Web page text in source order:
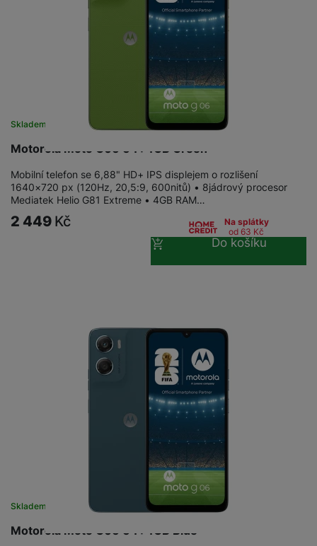
Motorola Moto G06 64+4GB Green
Skladem na 23 prodejnách
Mobilní telefon se 6,88" HD+ IPS displejem o rozlišení
1640×720 px (120Hz, 20,5:9, 600nitů) • 8jádrový procesor
Mediatek Helio G81 Extreme • 4GB RAM…
2 449 Kč
Na splátky
od 63 Kč
Do košíku
Motorola Moto G06 64+4GB Blue
Skladem na 23 prodejnách